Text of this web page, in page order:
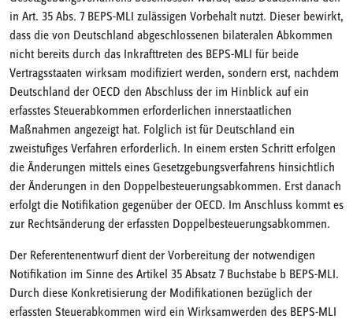
in Art. 35 Abs. 7 BEPS-MLI zulässigen Vorbehalt nutzt. Dieser bewirkt,
dass die von Deutschland abgeschlossenen bilateralen Abkommen
nicht bereits durch das Inkrafttreten des BEPS-MLI für beide
Vertragsstaaten wirksam modifiziert werden, sondern erst, nachdem
Deutschland der OECD den Abschluss der im Hinblick auf ein
erfasstes Steuerabkommen erforderlichen innerstaatlichen
Maßnahmen angezeigt hat. Folglich ist für Deutschland ein
zweistufiges Verfahren erforderlich. In einem ersten Schritt erfolgen
die Änderungen mittels eines Gesetzgebungsverfahrens hinsichtlich
der Änderungen in den Doppelbesteuerungsabkommen. Erst danach
erfolgt die Notifikation gegenüber der OECD. Im Anschluss kommt es
zur Rechtsänderung der erfassten Doppelbesteuerungsabkommen.
Der Referentenentwurf dient der Vorbereitung der notwendigen
Notifikation im Sinne des Artikel 35 Absatz 7 Buchstabe b BEPS-MLI.
Durch diese Konkretisierung der Modifikationen bezüglich der
erfassten Steuerabkommen wird ein Wirksamwerden des BEPS-MLI